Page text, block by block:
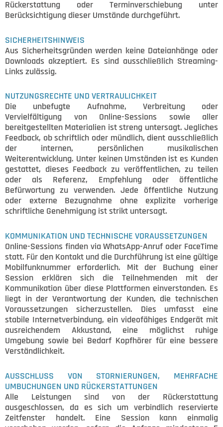
Rückerstattung oder Terminverschiebung unter
Berücksichtigung dieser Umstände durchgeführt.
SICHERHEITSHINWEIS
Aus Sicherheitsgründen werden keine Dateianhänge oder
Downloads akzeptiert. Es sind ausschließlich Streaming-
Links zulässig.
NUTZUNGSRECHTE UND VERTRAULICHKEIT
Die unbefugte Aufnahme, Verbreitung oder
Vervielfältigung von Online-Sessions sowie aller
bereitgestellten Materialien ist streng untersagt. Jegliches
Feedback, ob schriftlich oder mündlich, dient ausschließlich
der internen, persönlichen musikalischen
Weiterentwicklung. Unter keinen Umständen ist es Kunden
gestattet, dieses Feedback zu veröffentlichen, zu teilen
oder als Referenz, Empfehlung oder öffentliche
Befürwortung zu verwenden. Jede öffentliche Nutzung
oder externe Bezugnahme ohne explizite vorherige
schriftliche Genehmigung ist strikt untersagt.
KOMMUNIKATION UND TECHNISCHE VORAUSSETZUNGEN
Online-Sessions finden via WhatsApp-Anruf oder FaceTime
statt. Für den Kontakt und die Durchführung ist eine gültige
Mobilfunknummer erforderlich. Mit der Buchung einer
Session erklären sich die Teilnehmenden mit der
Kommunikation über diese Plattformen einverstanden. Es
liegt in der Verantwortung der Kunden, die technischen
Voraussetzungen sicherzustellen. Dies umfasst eine
stabile Internetverbindung, ein videofähiges Endgerät mit
ausreichendem Akkustand, eine möglichst ruhige
Umgebung sowie bei Bedarf Kopfhörer für eine bessere
Verständlichkeit.
AUSSCHLUSS VON STORNIERUNGEN, MEHRFACHE
UMBUCHUNGEN UND RÜCKERSTATTUNGEN
Alle Leistungen sind von der Rückerstattung
ausgeschlossen, da es sich um verbindlich reservierte
Zeitfenster handelt. Eine Session kann einmalig